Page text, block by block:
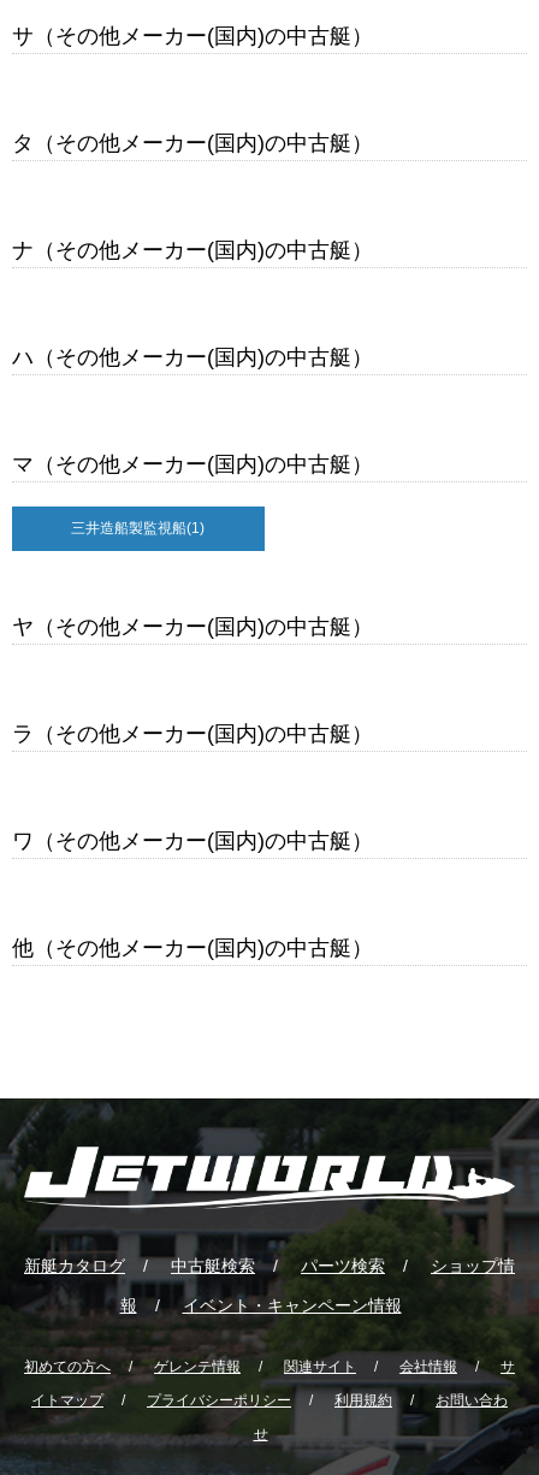
サ（その他メーカー(国内)の中古艇）
タ（その他メーカー(国内)の中古艇）
ナ（その他メーカー(国内)の中古艇）
ハ（その他メーカー(国内)の中古艇）
マ（その他メーカー(国内)の中古艇）
三井造船製監視船(1)
ヤ（その他メーカー(国内)の中古艇）
ラ（その他メーカー(国内)の中古艇）
ワ（その他メーカー(国内)の中古艇）
他（その他メーカー(国内)の中古艇）
新艇カタログ 中古艇検索 パーツ検索 ショップ情
報 イベント・キャンペーン情報
初めての方へ ゲレンテ情報 関連サイト 会社情報
サ
イトマップ
プライバシーポリシー 利用規約
お問い合わ
せ